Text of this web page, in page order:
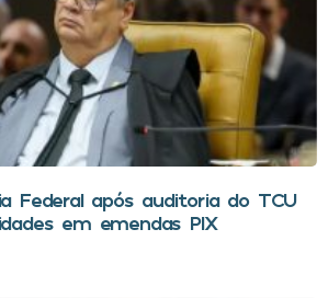
Federal após auditoria do TCU
em emendas PIX